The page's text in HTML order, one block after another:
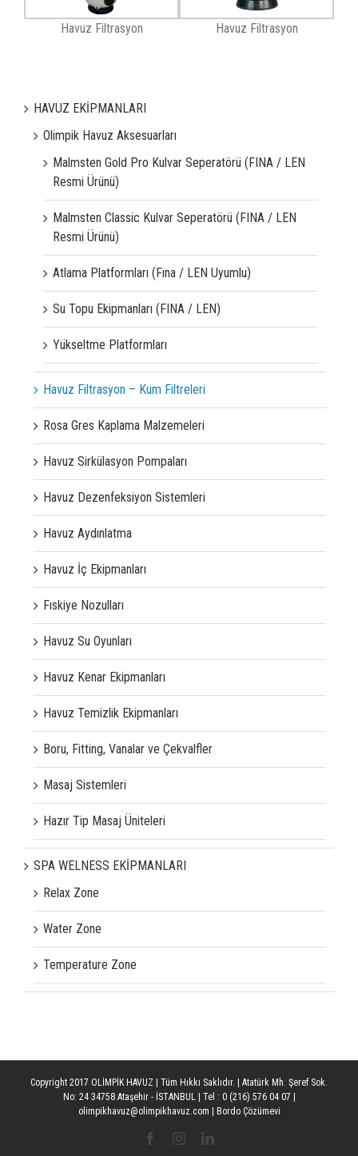
Havuz Filtrasyon Havuz Filtrasyon
HAVUZ EKİPMANLARI
Olimpik Havuz Aksesuarları
Malmsten Gold Pro Kulvar Seperatörü (FINA / LEN
Resmi Ürünü)
Malmsten Classic Kulvar Seperatörü (FINA / LEN
Resmi Ürünü)
Atlama Platformları (Fına / LEN Uyumlu)
Su Topu Ekipmanları (FINA / LEN)
Yükseltme Platformları
Havuz Filtrasyon – Kum Filtreleri
Rosa Gres Kaplama Malzemeleri
Havuz Sirkülasyon Pompaları
Havuz Dezenfeksiyon Sistemleri
Havuz Aydınlatma
Havuz İç Ekipmanları
Fıskiye Nozulları
Havuz Su Oyunları
Havuz Kenar Ekipmanları
Havuz Temizlik Ekipmanları
Boru, Fitting, Vanalar ve Çekvalfler
Masaj Sistemleri
Hazır Tip Masaj Üniteleri
SPA WELNESS EKİPMANLARI
Relax Zone
Water Zone
Temperature Zone
Copyright 2017 OLİMPİK HAVUZ | Tüm Hıkkı Saklıdır. | Atatürk Mh. Şeref Sok.
No: 24 34758 Ataşehir - İSTANBUL | Tel : 0 (216) 576 04 07 |
olimpikhavuz@olimpikhavuz.com |
Bordo Çözümevi
FacebookInstagramLinkedin